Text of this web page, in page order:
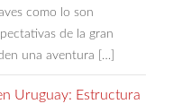
como lo son
de la gran
una aventura […]
Uruguay: Estructura